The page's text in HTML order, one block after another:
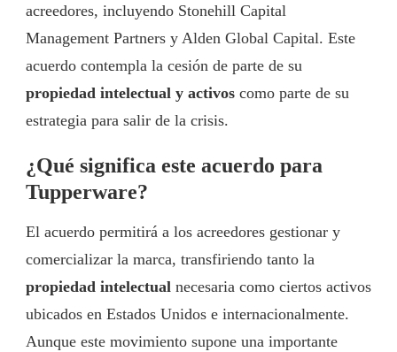
acreedores, incluyendo Stonehill Capital
Management Partners y Alden Global Capital. Este
acuerdo contempla la cesión de parte de su
propiedad intelectual y activos como parte de su
estrategia para salir de la crisis.
¿Qué significa este acuerdo para
Tupperware?
El acuerdo permitirá a los acreedores gestionar y
comercializar la marca, transfiriendo tanto la
propiedad intelectual necesaria como ciertos activos
ubicados en Estados Unidos e internacionalmente.
Aunque este movimiento supone una importante